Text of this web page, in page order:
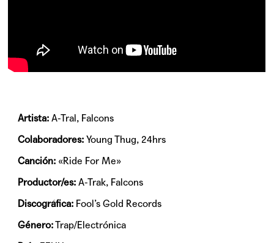
Artista: A-Tral, Falcons
Colaboradores: Young Thug, 24hrs
Canción: «Ride For Me»
Productor/es: A-Trak, Falcons
Discográfica: Fool’s Gold Records
Género:Trap/Electrónica